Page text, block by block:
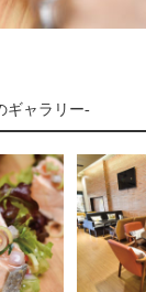
ギャラリー-